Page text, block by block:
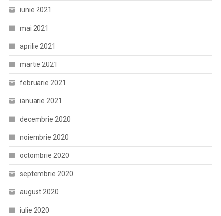
iunie 2021
mai 2021
aprilie 2021
martie 2021
februarie 2021
ianuarie 2021
decembrie 2020
noiembrie 2020
octombrie 2020
septembrie 2020
august 2020
iulie 2020